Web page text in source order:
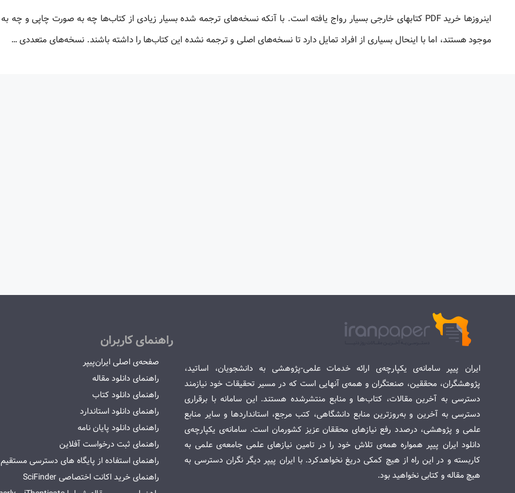
موجود هستند، اما با اینحال بسیاری از افراد تمایل دارد تا نسخه‌های اصلی و ترجمه نشده این کتاب‌ها را داشته باشند. نسخه‌های متعددی …
ایران پیپر سامانه‌ی یکپارچه‌ی ارائه خدمات علمی-پژوهشی به دانشجویان، اساتید،
پژوهشگران، محققین، صنعتگران و همه‌ی آنهایی است که در مسیر تحقیقات خود نیازمند
دسترسی به آخرین مقالات، کتاب‌ها و منابع منتشرشده هستند. این سامانه با برقراری
دسترسی به آخرین و به‌روزترین منابع دانشگاهی، کتب مرجع، استانداردها و سایر منابع
علمی و پژوهشی، درصدد رفع نیازهای محققان عزیز کشورمان است. سامانه‌ی یکپارچه‌ی
دانلود ایران پیپر همواره همه‌ی تلاش خود را در تامین نیازهای علمی جامعه‌ی علمی به
کاربسته و در این راه از هیچ کمکی دریغ نخواهدکرد. با ایران پیپر دیگر نگران دسترسی به
هیچ مقاله و کتابی نخواهید بود.
راهنمای کاربران
صفحه‌ی اصلی ایران‌پیپر
راهنمای دانلود مقاله
راهنمای دانلود کتاب
راهنمای دانلود استاندارد
راهنمای دانلود پایان نامه
راهنمای ثبت درخواست آفلاین
راهنمای استفاده از پایگاه های دسترسی مستقیم
راهنمای خرید اکانت اختصاصی SciFinder